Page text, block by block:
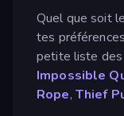
Quel que soit
tes
petite liste
Impossible
Rope, Thief